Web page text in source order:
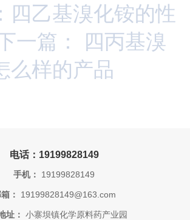
四乙基溴化铵的性
一篇： 四丙基溴
么样的产品
电话：19199828149
手机： 19199828149
： 19199828149@163.com
址： 小寨坝镇化学原料药产业园